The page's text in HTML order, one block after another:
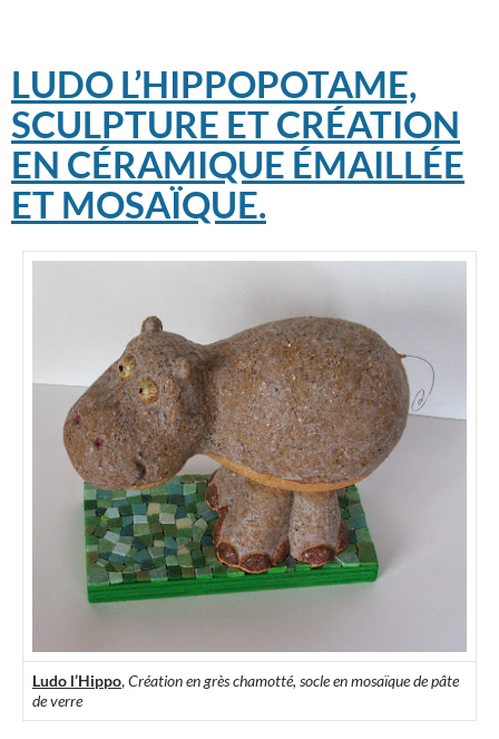
LUDO L’HIPPOPOTAME,
SCULPTURE ET CRÉATION
EN CÉRAMIQUE ÉMAILLÉE
ET MOSAÏQUE.
Ludo l’Hippo,Création en grès chamotté, socle en mosaïque de pâte
de verre